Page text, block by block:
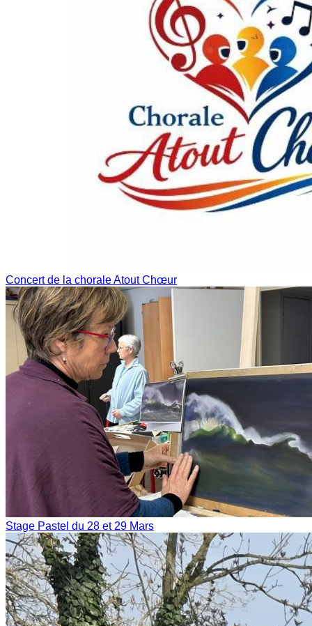
Concert de la chorale Atout Chœur
Stage Pastel du 28 et 29 Mars